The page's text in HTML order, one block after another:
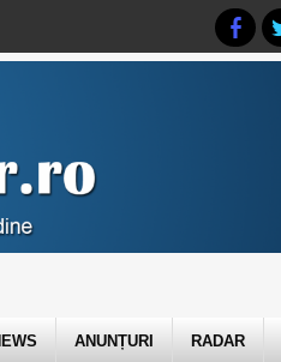
ANUNȚURI RADAR